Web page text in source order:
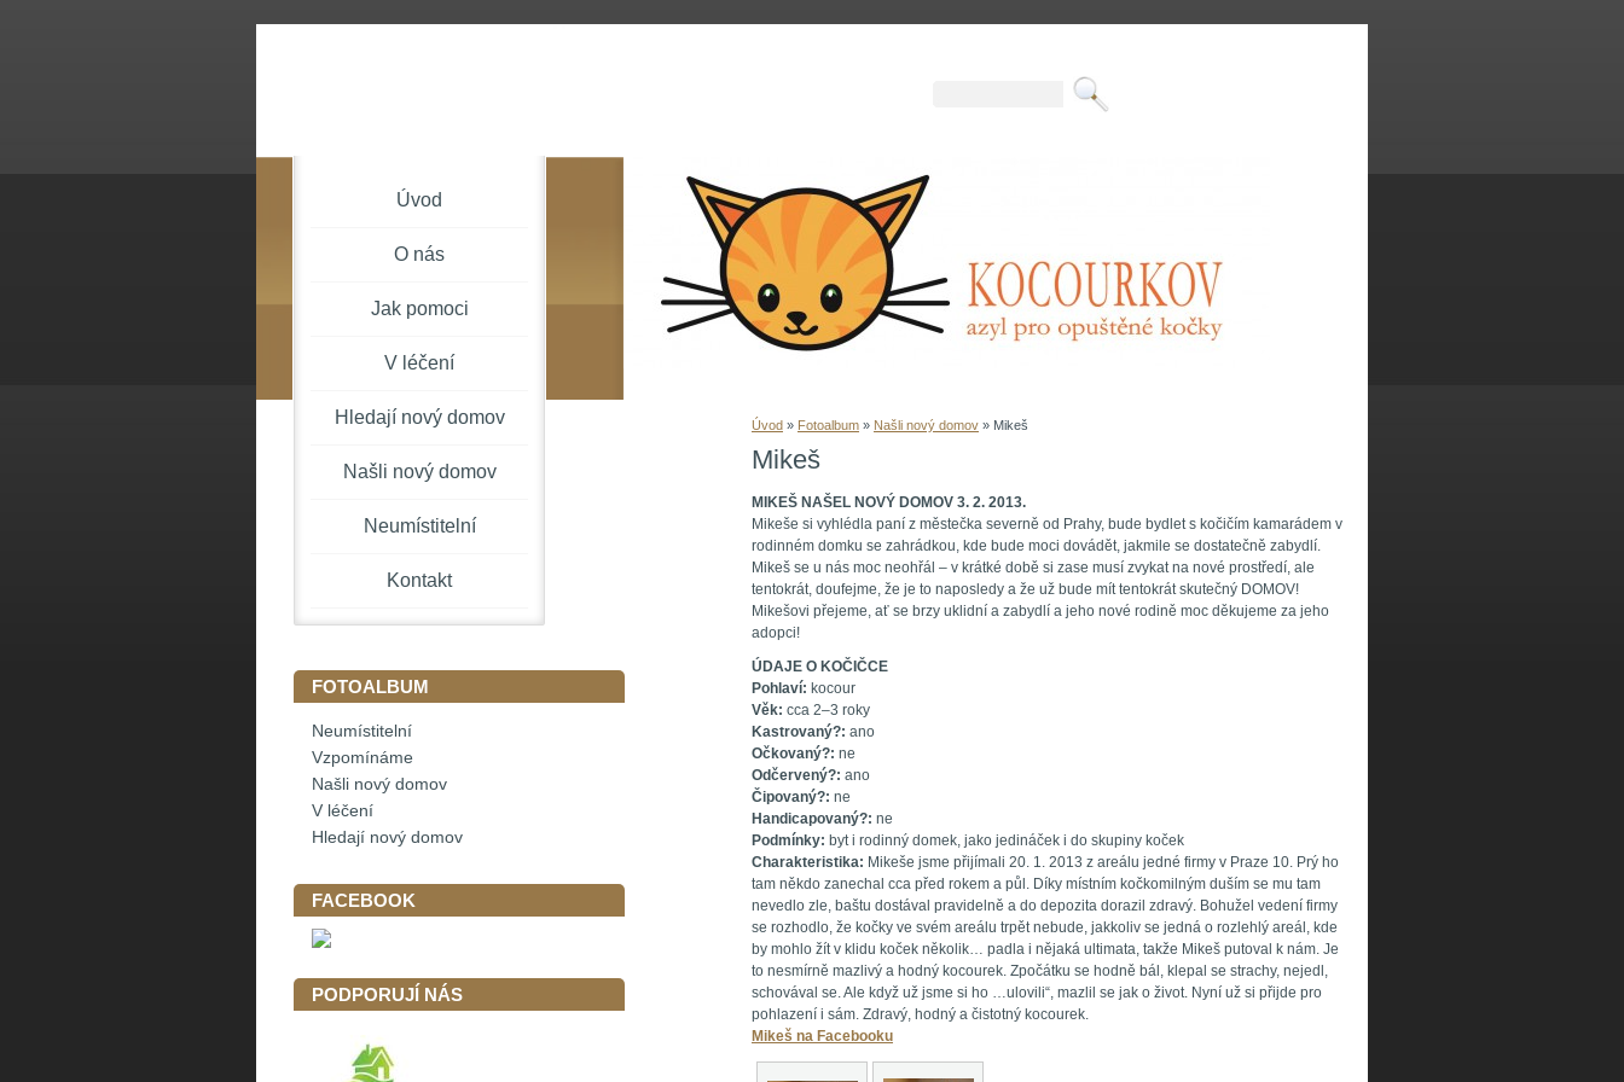
Úvod » Fotoalbum » Našli nový domov » Mikeš
Mikeš
MIKEŠ NAŠEL NOVÝ DOMOV 3. 2. 2013.
Mikeše si vyhlédla paní z městečka severně od Prahy, bude bydlet s kočičím kamarádem v
rodinném domku se zahrádkou, kde bude moci dovádět, jakmile se dostatečně zabydlí.
Mikeš se u nás moc neohřál – v krátké době si zase musí zvykat na nové prostředí, ale
tentokrát, doufejme, že je to naposledy a že už bude mít tentokrát skutečný DOMOV!
Mikešovi přejeme, ať se brzy uklidní a zabydlí a jeho nové rodině moc děkujeme za jeho
adopci!
ÚDAJE O KOČIČCE
Pohlaví: kocour
Věk: cca 2–3 roky
Kastrovaný?: ano
Očkovaný?: ne
Odčervený?: ano
Čipovaný?: ne
Handicapovaný?: ne
Podmínky: byt i rodinný domek, jako jedináček i do skupiny koček
Charakteristika: Mikeše jsme přijímali 20. 1. 2013 z areálu jedné firmy v Praze 10. Prý ho
tam někdo zanechal cca před rokem a půl. Díky místním kočkomilným duším se mu tam
nevedlo zle, baštu dostával pravidelně a do depozita dorazil zdravý. Bohužel vedení firmy
se rozhodlo, že kočky ve svém areálu trpět nebude, jakkoliv se jedná o rozlehlý areál, kde
by mohlo žít v klidu koček několik… padla i nějaká ultimata, takže Mikeš putoval k nám. Je
to nesmírně mazlivý a hodný kocourek. Zpočátku se hodně bál, klepal se strachy, nejedl,
schovával se. Ale když už jsme si ho …ulovili“, mazlil se jak o život. Nyní už si přijde pro
pohlazení i sám. Zdravý, hodný a čistotný kocourek.
Mikeš na Facebooku
Úvod
O nás
Jak pomoci
V léčení
Hledají nový domov
Našli nový domov
Neumístitelní
Kontakt
FOTOALBUM
Neumístitelní
Vzpomínáme
Našli nový domov
V léčení
Hledají nový domov
FACEBOOK
PODPORUJÍ NÁS